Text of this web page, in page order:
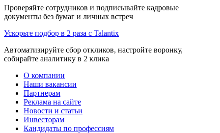
Проверяйте сотрудников и подписывайте кадровые
документы без бумаг и личных встреч
Ускорьте подбор в 2 раза с Talantix
Автоматизируйте сбор откликов, настройте воронку,
собирайте аналитику в 2 клика
О компании
Наши вакансии
Партнерам
Реклама на сайте
Новости и статьи
Инвесторам
Кандидаты по профессиям